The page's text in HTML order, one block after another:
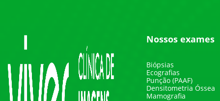
Nossos exames
Biópsias
Ecografias
Punção (PAAF)
Densitometria Óssea
Mamografia